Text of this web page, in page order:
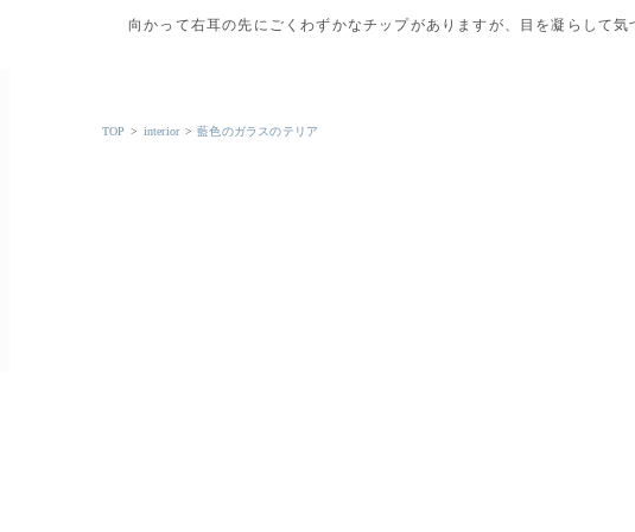
向かって右耳の先にごくわずかなチップがありますが、目を凝らして気
TOP > interior>藍色のガラスのテリア